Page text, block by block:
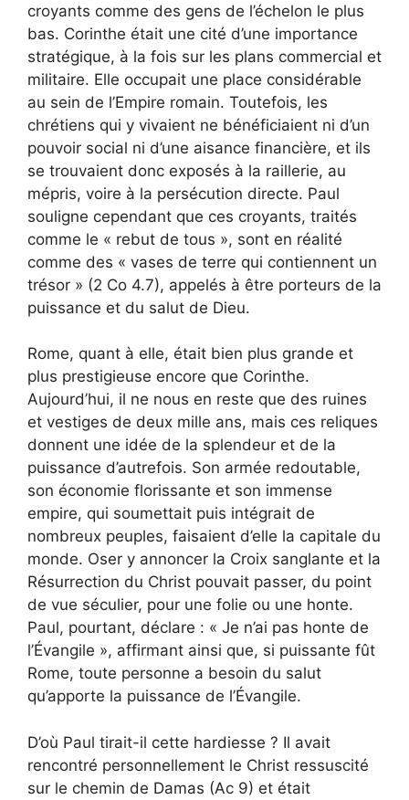
croyants comme des gens de l’échelon le plus
bas. Corinthe était une cité d’une importance
stratégique, à la fois sur les plans commercial et
militaire. Elle occupait une place considérable
au sein de l’Empire romain. Toutefois, les
chrétiens qui y vivaient ne bénéficiaient ni d’un
pouvoir social ni d’une aisance financière, et ils
se trouvaient donc exposés à la raillerie, au
mépris, voire à la persécution directe. Paul
souligne cependant que ces croyants, traités
comme le « rebut de tous », sont en réalité
comme des « vases de terre qui contiennent un
trésor » (2 Co 4.7), appelés à être porteurs de la
puissance et du salut de Dieu.
Rome, quant à elle, était bien plus grande et
plus prestigieuse encore que Corinthe.
Aujourd’hui, il ne nous en reste que des ruines
et vestiges de deux mille ans, mais ces reliques
donnent une idée de la splendeur et de la
puissance d’autrefois. Son armée redoutable,
son économie florissante et son immense
empire, qui soumettait puis intégrait de
nombreux peuples, faisaient d’elle la capitale du
monde. Oser y annoncer la Croix sanglante et la
Résurrection du Christ pouvait passer, du point
de vue séculier, pour une folie ou une honte.
Paul, pourtant, déclare : « Je n’ai pas honte de
l’Évangile », affirmant ainsi que, si puissante fût
Rome, toute personne a besoin du salut
qu’apporte la puissance de l’Évangile.
D’où Paul tirait-il cette hardiesse ? Il avait
rencontré personnellement le Christ ressuscité
sur le chemin de Damas (Ac 9) et était